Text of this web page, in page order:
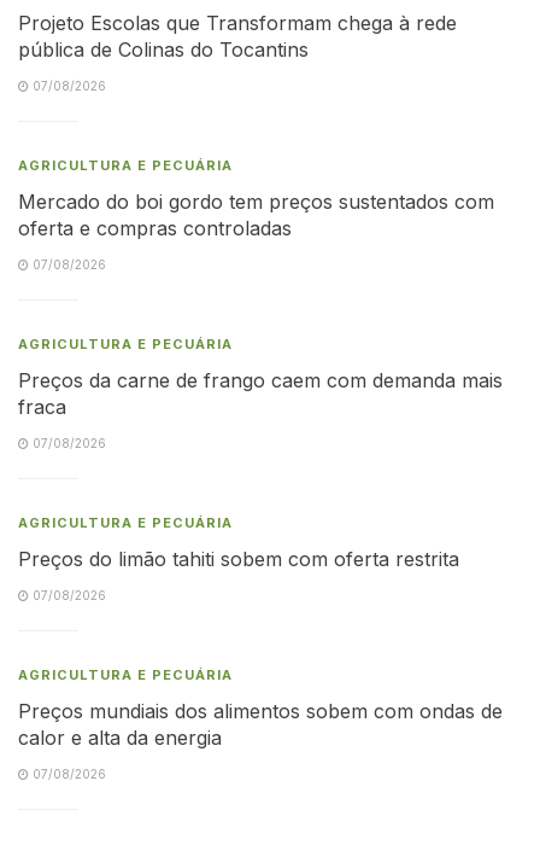
Projeto Escolas que Transformam chega à rede
pública de Colinas do Tocantins
07/08/2026
AGRICULTURA E PECUÁRIA
Mercado do boi gordo tem preços sustentados com
oferta e compras controladas
07/08/2026
AGRICULTURA E PECUÁRIA
Preços da carne de frango caem com demanda mais
fraca
07/08/2026
AGRICULTURA E PECUÁRIA
Preços do limão tahiti sobem com oferta restrita
07/08/2026
AGRICULTURA E PECUÁRIA
Preços mundiais dos alimentos sobem com ondas de
calor e alta da energia
07/08/2026